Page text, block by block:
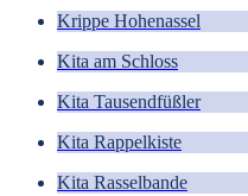
Krippe Hohenassel
Kita am Schloss
Kita Tausendfüßler
Kita Rappelkiste
Kita Rasselbande